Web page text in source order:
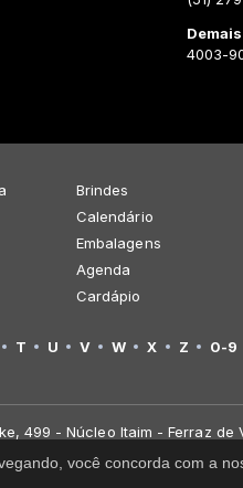
4003-
Brindes
Calendário
Embalagens
Agenda
Cardápio
T U V W X Z 0-9
499 - Núcleo Itaim - Ferraz de
você concorda com a